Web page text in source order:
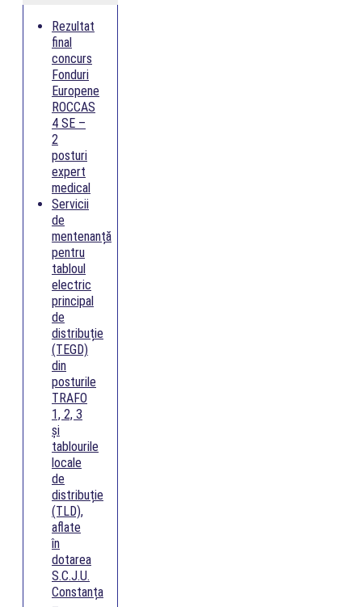
Rezultat
final
concurs
Fonduri
Europene
ROCCAS
4 SE –
2
posturi
expert
medical
Servicii
de
mentenanță
pentru
tabloul
electric
principal
de
distribuție
(TEGD)
din
posturile
TRAFO
1, 2, 3
și
tablourile
locale
de
distribuție
(TLD),
aflate
în
dotarea
S.C.J.U.
Constanța